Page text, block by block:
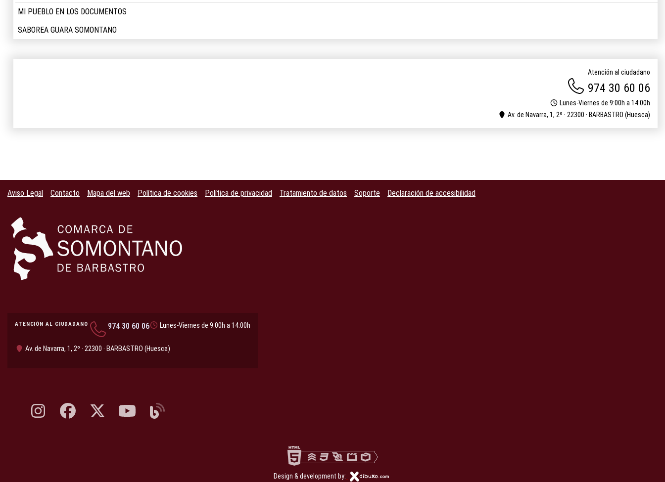
MI PUEBLO EN LOS DOCUMENTOS
SABOREA GUARA SOMONTANO
Atención al ciudadano
974 30 60 06
Lunes-Viernes de 9:00h a 14:00h
Av. de Navarra, 1, 2º · 22300 · BARBASTRO (Huesca)
Aviso Legal Contacto Mapa del web Política de cookies Política de privacidad Tratamiento de datos Soporte Declaración de accesibilidad
ATENCIÓN AL CIUDADANO 974 30 60 06 Lunes-Viernes de 9:00h a 14:00h
Av. de Navarra, 1, 2º · 22300 · BARBASTRO (Huesca)
Instagram, abre en nueva pestaña
Facebook, abre en nueva pestaña
X, antes Twitter, abre en nueva pestaña
YouTube, abre en nueva pestaña
Blog, abre en nueva pestaña
Design & development by: